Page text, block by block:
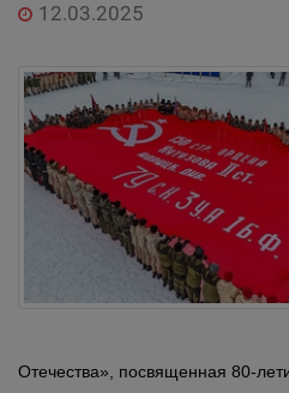
12.03.2025
Отечества», посвященная 80-